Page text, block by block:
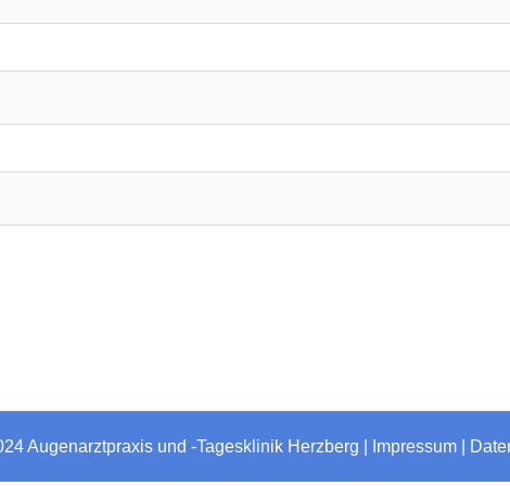
Augenarztpraxis und -Tagesklinik Herzberg | Impressum